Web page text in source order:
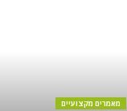
מאמרים מקצועיים